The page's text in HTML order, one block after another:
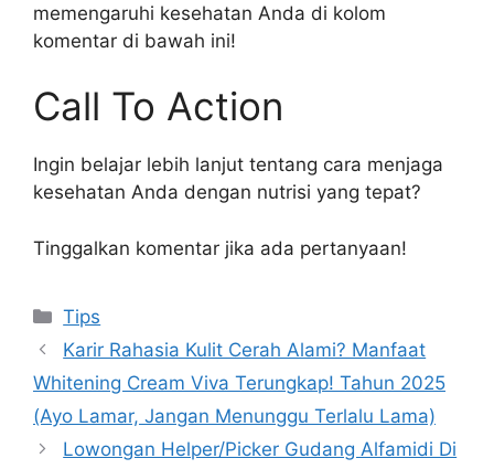
memengaruhi kesehatan Anda di kolom
komentar di bawah ini!
Call To Action
Ingin belajar lebih lanjut tentang cara menjaga
kesehatan Anda dengan nutrisi yang tepat?
Tinggalkan komentar jika ada pertanyaan!
Kategori
Tips
Karir Rahasia Kulit Cerah Alami? Manfaat
Whitening Cream Viva Terungkap! Tahun 2025
(Ayo Lamar, Jangan Menunggu Terlalu Lama)
Lowongan Helper/Picker Gudang Alfamidi Di